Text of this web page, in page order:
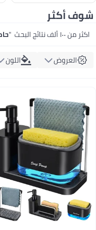
شوف أكثر
اكثر من ١٠٠ ألف نتائج البحث "
العروض
اللون